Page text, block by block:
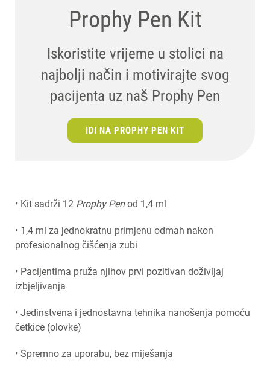
Prophy Pen Kit
Iskoristite vrijeme u stolici na
najbolji način i motivirajte svog
pacijenta uz naš Prophy Pen
IDI NA PROPHY PEN KIT
• Kit sadrži 12 Prophy Penod 1,4 ml
• 1,4 ml za jednokratnu primjenu odmah nakon
profesionalnog čišćenja zubi
• Pacijentima pruža njihov prvi pozitivan doživljaj
izbjeljivanja
• Jedinstvena i jednostavna tehnika nanošenja pomoću
četkice (olovke)
• Spremno za uporabu, bez miješanja